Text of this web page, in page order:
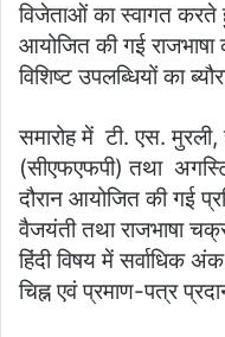
विजेताओं का स्वागत करते
आयोजित की गई राजभाषा
व‍िशिष्‍ट उपलब्‍धि‍यों का
समारोह में टी. एस.
(सीएफएफपी) तथा
दौरान आयोजित की गई
वैजयंती तथा राजभाषा
हिंदी विषय में सर्वाधिक अंक
चिह्न एवं प्रमाण-पत्र